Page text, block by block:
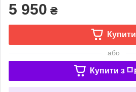
5 950 ₴
Купити
або
Купити з